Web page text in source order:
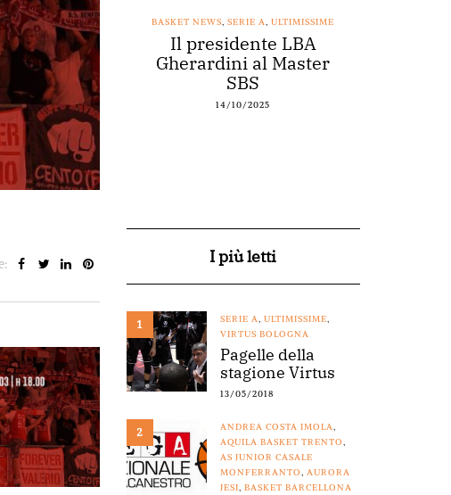
,ULTIMISSIME
a canestro
d’arte a
2026
BASKET NEWS,SERIE A,ULTIMISSIME
Il presidente LBA
Gherardini al Master
SBS
14/10/2025
I più letti
1 SERIE A, ULTIMISSIME,
VIRTUS BOLOGNA
Pagelle della
stagione Virtus
13/05/2018
2 ANDREA COSTA IMOLA,
AQUILA BASKET TRENTO,
AS JUNIOR CASALE
MONFERRANTO, AURORA
JESI, BASKET BARCELLONA